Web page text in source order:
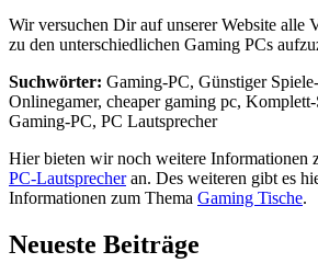
Wir versuchen Dir auf unserer Website alle
zu den unterschiedlichen Gaming PCs
Suchwörter: Gaming-PC, Günstiger
Onlinegamer, cheaper gaming pc,
Gaming-PC, PC Lautsprecher
Hier bieten wir noch weitere Informationen
PC-Lautsprecheran. Des weiteren gibt es
Informationen zum Thema Gaming Tische.
Neueste Beiträge